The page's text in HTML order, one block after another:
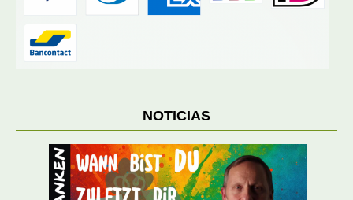
NOTICIAS